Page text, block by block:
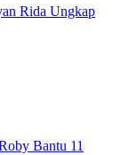
Rida Ungkap
Bantu 11